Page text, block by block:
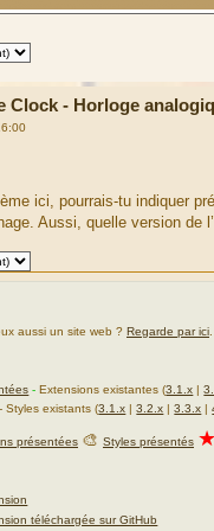
Clock - Horloge
ici, pourrais-tu indiquer
Aussi, quelle version de
aussi un site web ? Regarde par ici.
- Extensions existantes (3.1.x |
- Styles existants (3.1.x |3.2.x |3.3.x |
présentées 🎨 Styles présentés
téléchargée sur GitHub